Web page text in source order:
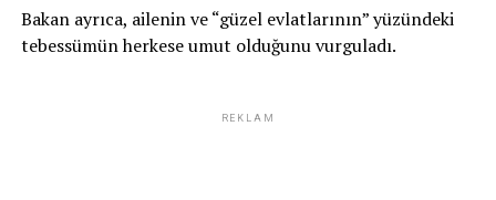
Bakan ayrıca, ailenin ve “güzel evlatlarının” yüzündeki
tebessümün herkese umut olduğunu vurguladı.
REKLAM